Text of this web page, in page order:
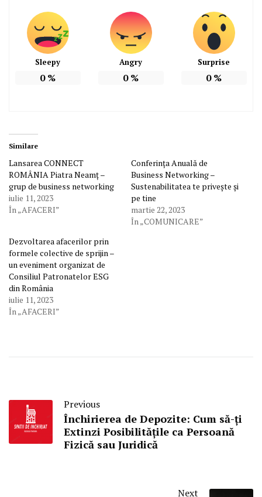
Sleepy
0%
Angry
0%
Surprise
0%
Similare
Lansarea CONNECT
ROMÂNIA Piatra Neamț –
grup de business networking
iulie 11, 2023
În „AFACERI”
Conferința Anuală de
Business Networking –
Sustenabilitatea te privește și
pe tine
martie 22, 2023
În „COMUNICARE”
Dezvoltarea afacerilor prin
formele colective de sprijin –
un eveniment organizat de
Consiliul Patronatelor ESG
din România
iulie 11, 2023
În „AFACERI”
Previous
Închirierea de Depozite: Cum să-ți
Extinzi Posibilitățile ca Persoană
Fizică sau Juridică
Next